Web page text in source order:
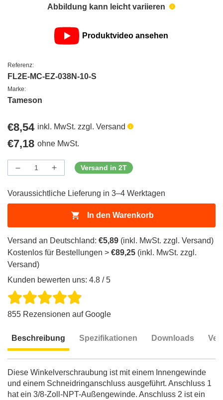
Abbildung kann leicht variieren
Produktvideo ansehen
Referenz:
FL2E-MC-EZ-038N-10-S
Marke:
Tameson
Regulärer
Preis
€8,54 inkl. MwSt. zzgl. Versand
Regulärer
Preis
€7,18 ohne MwSt.
Menge
Menge
verringern
ProductDrop
Menge
erhöhen
ProductDrop
Versand in 2T
Voraussichtliche Lieferung in 3–4 Werktagen
In den Warenkorb
Versand an Deutschland: €5,89 (inkl. MwSt. zzgl. Versand)
Kostenlos für Bestellungen > €89,25 (inkl. MwSt. zzgl.
Versand)
Kunden bewerten uns: 4.8 / 5
855 Rezensionen auf Google
Beschreibung Spezifikationen Downloads
Diese Winkelverschraubung ist mit einem Innengewinde
und einem Schneidringanschluss ausgeführt. Anschluss 1
hat ein 3/8-Zoll-NPT-Außengewinde. Anschluss 2 ist ein